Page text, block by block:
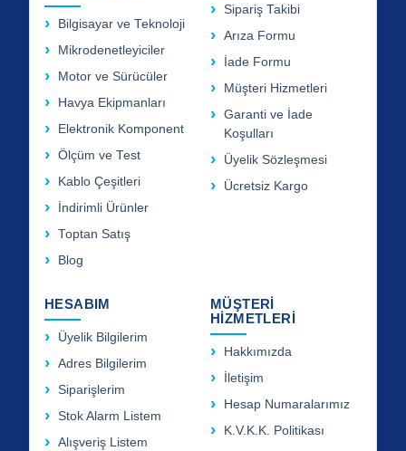
Bilgisayar ve Teknoloji
Mikrodenetleyiciler
Motor ve Sürücüler
Havya Ekipmanları
Elektronik Komponent
Ölçüm ve Test
Kablo Çeşitleri
İndirimli Ürünler
Toptan Satış
Blog
Sipariş Takibi
Arıza Formu
İade Formu
Müşteri Hizmetleri
Garanti ve İade
Koşulları
Üyelik Sözleşmesi
Ücretsiz Kargo
HESABIM
Üyelik Bilgilerim
Adres Bilgilerim
Siparişlerim
Stok Alarm Listem
Alışveriş Listem
MÜŞTERİ
HİZMETLERİ
Hakkımızda
İletişim
Hesap Numaralarımız
K.V.K.K. Politikası